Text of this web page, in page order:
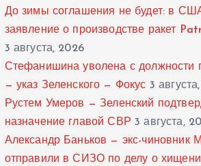
До зимы соглашения не будет: в
заявление о производстве ракет
3 августа, 2026
Стефанишина уволена с
— указ Зеленского — Фокус 3
Рустем Умеров — Зеленский
назначение главой СВР 3 августа,
Александр Баньков — экс-чиновник
отправили в СИЗО по делу о